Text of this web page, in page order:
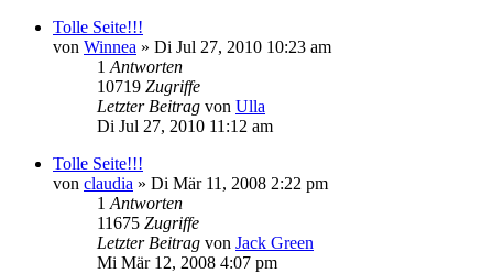
Tolle Seite!!!
von Winnea » Di Jul 27, 2010 10:23 am
1 Antworten
10719 Zugriffe
Letzter Beitrag von Ulla
Di Jul 27, 2010 11:12 am
Tolle Seite!!!
von claudia » Di Mär 11, 2008 2:22 pm
1 Antworten
11675 Zugriffe
Letzter Beitrag von Jack Green
Mi Mär 12, 2008 4:07 pm